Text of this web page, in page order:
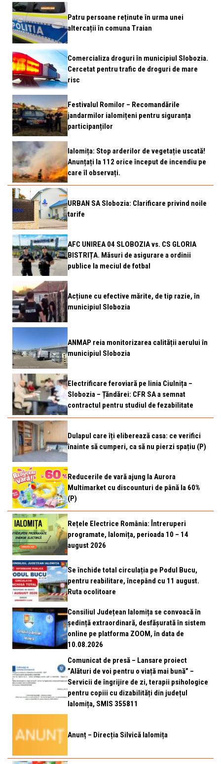
Patru persoane reținute în urma unei
altercații în comuna Traian
Comercializa droguri în municipiul Slobozia.
Cercetat pentru trafic de droguri de mare
risc
Festivalul Romilor – Recomandările
jandarmilor ialomițeni pentru siguranța
participanților
Ialomița: Stop arderilor de vegetație uscată!
Anunțați la 112 orice început de incendiu pe
care îl observați.
URBAN SA Slobozia: Clarificare privind noile
tarife
AFC UNIREA 04 SLOBOZIA vs. CS GLORIA
BISTRIȚA. Măsuri de asigurare a ordinii
publice la meciul de fotbal
Acțiune cu efective mărite, de tip razie, în
municipiul Slobozia
ANMAP reia monitorizarea calității aerului în
municipiul Slobozia
Electrificare feroviară pe linia Ciulnița –
Slobozia – Țăndărei: CFR SA a semnat
contractul pentru studiul de fezabilitate
Dulapul care îți eliberează casa: ce verifici
înainte să cumperi, ca să nu pierzi spațiu (P)
Reducerile de vară ajung la Aurora
Multimarket cu discounturi de până la 60%
(P)
Rețele Electrice România: Întreruperi
programate, Ialomița, perioada 10 – 14
august 2026
Se închide total circulația pe Podul Bucu,
pentru reabilitare, începând cu 11 august.
Ruta ocolitoare
Consiliul Județean Ialomița se convoacă în
ședință extraordinară, desfășurată în sistem
online pe platforma ZOOM, în data de
10.08.2026
Comunicat de presă – Lansare proiect
”Alături de voi pentru o viață mai bună” –
Servicii de îngrijire de zi, terapii psihologice
pentru copiii cu dizabilități din județul
Ialomița, SMIS 355811
Anunț – Direcția Silvică Ialomița